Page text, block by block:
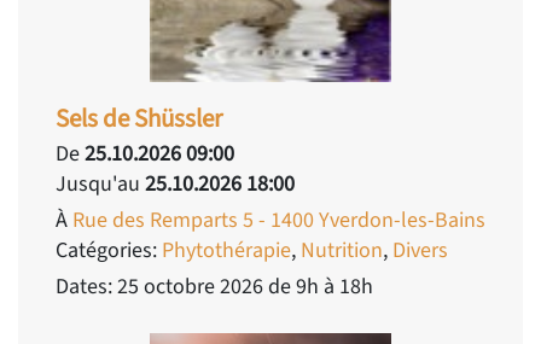
Sels de Shüssler
De25.10.2026 09:00
Jusqu'au 25.10.2026 18:00
À Rue des Remparts 5 - 1400 Yverdon-les-Bains
Catégories: Phytothérapie, Nutrition, Divers
Dates: 25 octobre 2026 de 9h à 18h